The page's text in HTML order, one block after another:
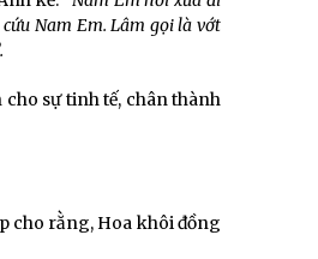
Nam Em. Lâm gọi là vớt
sự tinh tế, chân thành
cho rằng, Hoa khôi đồng